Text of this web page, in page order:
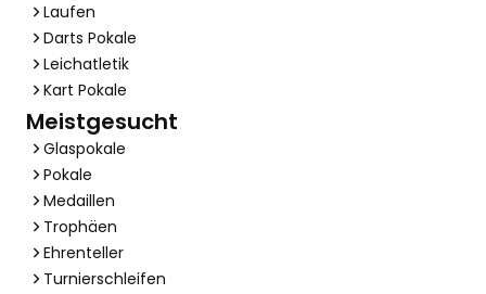
Laufen
Darts Pokale
Leichatletik
Kart Pokale
Meistgesucht
Glaspokale
Pokale
Medaillen
Trophäen
Ehrenteller
Turnierschleifen